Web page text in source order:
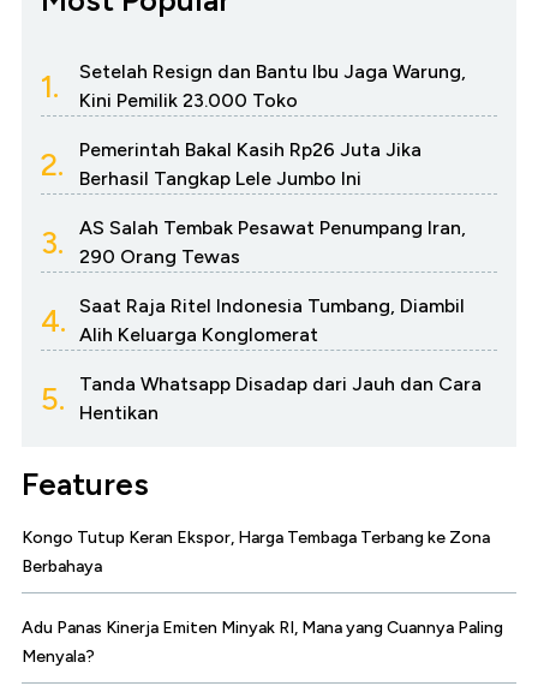
1.
Setelah Resign dan Bantu Ibu Jaga Warung,
Kini Pemilik 23.000 Toko
2.
Pemerintah Bakal Kasih Rp26 Juta Jika
Berhasil Tangkap Lele Jumbo Ini
3.
AS Salah Tembak Pesawat Penumpang Iran,
290 Orang Tewas
4.
Saat Raja Ritel Indonesia Tumbang, Diambil
Alih Keluarga Konglomerat
5.
Tanda Whatsapp Disadap dari Jauh dan Cara
Hentikan
Features
Kongo Tutup Keran Ekspor, Harga Tembaga Terbang ke Zona
Berbahaya
Adu Panas Kinerja Emiten Minyak RI, Mana yang Cuannya Paling
Menyala?